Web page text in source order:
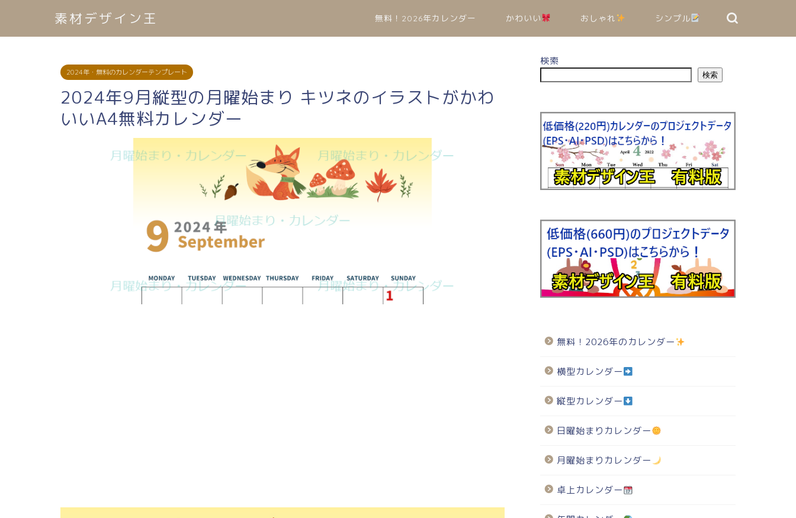
素材デザイン王 無料！2026年カレンダー かわいい おしゃれ シンプル
2024年・無料のカレンダーテンプレート
2024年9月縦型の月曜始まり キツネのイラストがかわ
いいA4無料カレンダー
検索
検索
無料！2026年のカレンダー
横型カレンダー
縦型カレンダー
日曜始まりカレンダー
月曜始まりカレンダー
卓上カレンダー